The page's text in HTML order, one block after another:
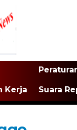
Kerja Suara